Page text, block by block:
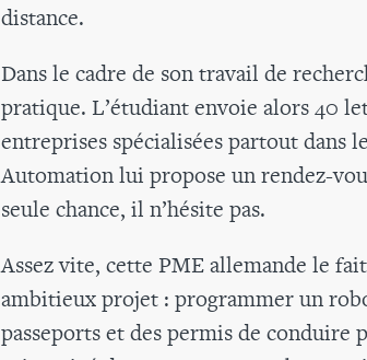
distance.
Dans le cadre de son travail de
pratique. L’étudiant envoie alors 40
entreprises spécialisées partout dans
Automation lui propose un rendez-
seule chance, il n’hésite pas.
Assez vite, cette PME allemande le
ambitieux projet : programmer un
passeports et des permis de conduire